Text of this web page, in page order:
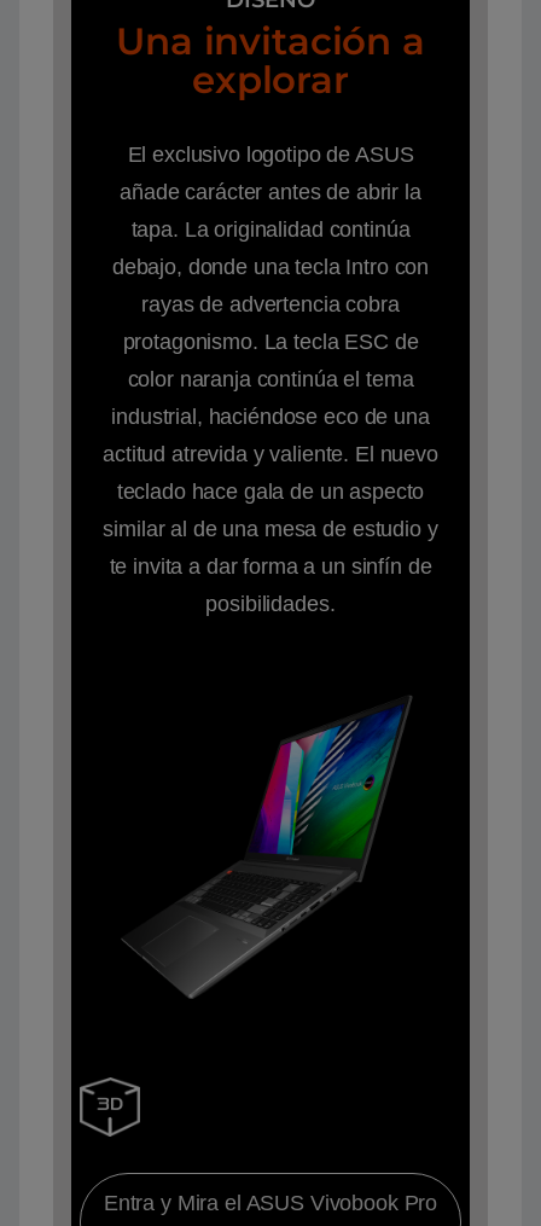
Una invitación a
explorar
El exclusivo logotipo de ASUS
añade carácter antes de abrir la
tapa. La originalidad continúa
debajo, donde una tecla Intro con
rayas de advertencia cobra
protagonismo. La tecla ESC de
color naranja continúa el tema
industrial, haciéndose eco de una
actitud atrevida y valiente. El nuevo
teclado hace gala de un aspecto
similar al de una mesa de estudio y
te invita a dar forma a un sinfín de
posibilidades.
Entra y Mira el ASUS Vivobook Pro